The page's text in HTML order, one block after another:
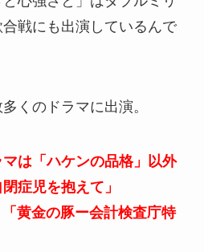
戦にも出演しているんで
くのドラマに出演。
は「ハケンの品格」以外
症児を抱えて」
黄金の豚ー会計検査庁特